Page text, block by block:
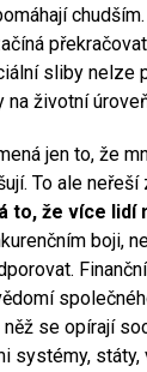
sliby nelze
na životní
jen to, že
To ale
to, že více lidí
boji,
se opírají
systémy,